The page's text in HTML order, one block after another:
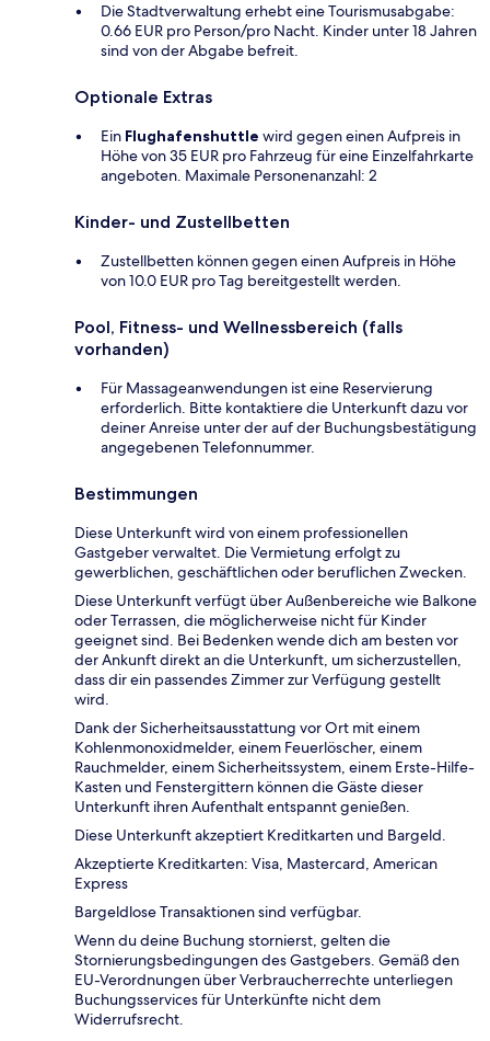
Die Stadtverwaltung erhebt eine Tourismusabgabe:
0.66 EUR pro Person/pro Nacht. Kinder unter 18 Jahren
sind von der Abgabe befreit.
Optionale Extras
Ein Flughafenshuttle wird gegen einen Aufpreis in
Höhe von 35 EUR pro Fahrzeug für eine Einzelfahrkarte
angeboten. Maximale Personenanzahl: 2
Kinder- und Zustellbetten
Zustellbetten können gegen einen Aufpreis in Höhe
von 10.0 EUR pro Tag bereitgestellt werden.
Pool, Fitness- und Wellnessbereich (falls
vorhanden)
Für Massageanwendungen ist eine Reservierung
erforderlich. Bitte kontaktiere die Unterkunft dazu vor
deiner Anreise unter der auf der Buchungsbestätigung
angegebenen Telefonnummer.
Bestimmungen
Diese Unterkunft wird von einem professionellen
Gastgeber verwaltet. Die Vermietung erfolgt zu
gewerblichen, geschäftlichen oder beruflichen Zwecken.
Diese Unterkunft verfügt über Außenbereiche wie Balkone
oder Terrassen, die möglicherweise nicht für Kinder
geeignet sind. Bei Bedenken wende dich am besten vor
der Ankunft direkt an die Unterkunft, um sicherzustellen,
dass dir ein passendes Zimmer zur Verfügung gestellt
wird.
Dank der Sicherheitsausstattung vor Ort mit einem
Kohlenmonoxidmelder, einem Feuerlöscher, einem
Rauchmelder, einem Sicherheitssystem, einem Erste-Hilfe-
Kasten und Fenstergittern können die Gäste dieser
Unterkunft ihren Aufenthalt entspannt genießen.
Diese Unterkunft akzeptiert Kreditkarten und Bargeld.
Akzeptierte Kreditkarten: Visa, Mastercard, American
Express
Bargeldlose Transaktionen sind verfügbar.
Wenn du deine Buchung stornierst, gelten die
Stornierungsbedingungen des Gastgebers. Gemäß den
EU-Verordnungen über Verbraucherrechte unterliegen
Buchungsservices für Unterkünfte nicht dem
Widerrufsrecht.